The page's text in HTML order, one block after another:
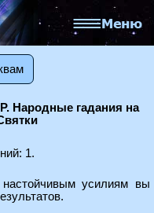
Народные гадания на
1.
усилиям вы